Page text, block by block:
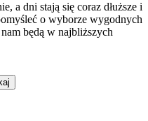
a dni stają się coraz dłuższe i
o wyborze wygodnych
będą w najbliższych